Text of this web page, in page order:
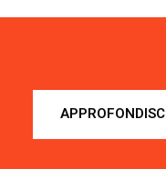
APPROFONDISCI